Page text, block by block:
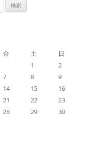
金 土 日
1
2
7 8
9
14 15
16
21 22
23
28 29
30